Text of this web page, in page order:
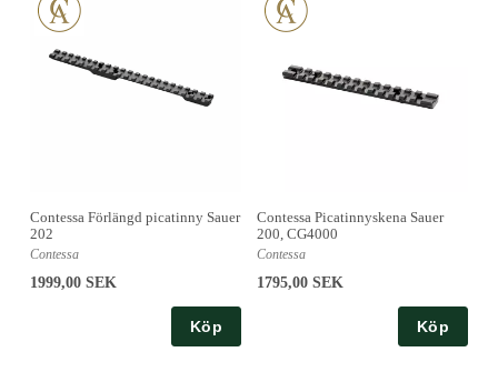
Contessa Förlängd picatinny Sauer
202
Contessa
1999,00 SEK
Köp
Contessa Picatinnyskena Sauer
200, CG4000
Contessa
1795,00 SEK
Köp